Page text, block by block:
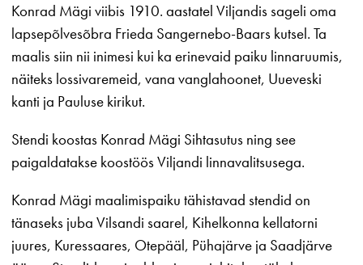
Konrad Mägi viibis 1910. aastatel Viljandis sageli oma
lapsepõlvesõbra Frieda Sangernebo-Baars kutsel. Ta
maalis siin nii inimesi kui ka erinevaid paiku linnaruumis,
näiteks lossivaremeid, vana vanglahoonet, Uueveski
kanti ja Pauluse kirikut.
Stendi koostas Konrad Mägi Sihtasutus ning see
paigaldatakse koostöös Viljandi linnavalitsusega.
Konrad Mägi maalimispaiku tähistavad stendid on
tänaseks juba Vilsandi saarel, Kihelkonna kellatorni
juures, Kuressaares, Otepääl, Pühajärve ja Saadjärve